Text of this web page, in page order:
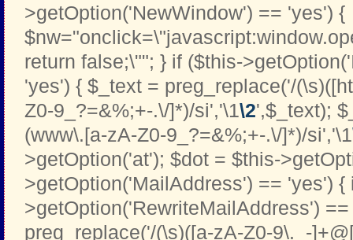
>getOption('NewWindow') == 'yes') {
return false;\""; } if ($this-
'yes') { $_text = preg_replace('/
Z0-9_?=&%;+-.\/]*)/si','\1\2',$_text);
(www\.[a-zA-Z0-9_?=&%;+-.\/]*)/si','\1
>getOption('at'); $dot = $this-
>getOption('MailAddress') == 'yes') {
>getOption('RewriteMailAddress')
preg_replace('/(\s)([a-zA-Z0-9\._-